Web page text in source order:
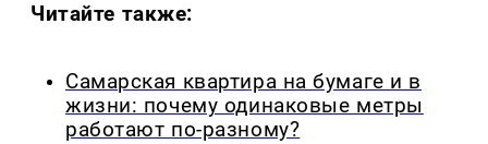
Читайте также:
Самарская квартира на бумаге и в
жизни: почему одинаковые метры
работают по-разному?